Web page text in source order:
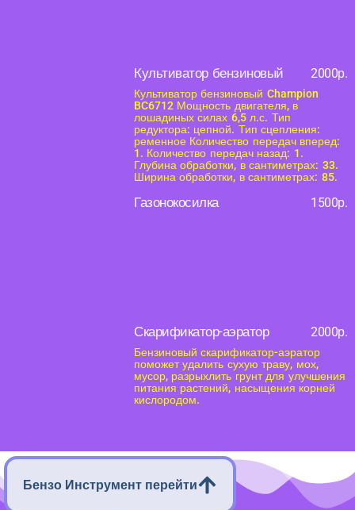
Культиватор бензиновый 2000р.
Культиватор бензиновый Champion
BC6712 Мощность двигателя, в
лошадиных силах 6,5 л.с. Тип
редуктора: цепной. Тип сцепления:
ременное Количество передач вперед:
1. Количество передач назад: 1.
Глубина обработки, в сантиметрах: 33.
Ширина обработки, в сантиметрах: 85.
Газонокосилка 1500р.
Скарификатор-аэратор 2000р.
Бензиновый скарификатор-аэратор
поможет удалить сухую траву, мох,
мусор, разрыхлить грунт для улучшения
питания растений, насыщения корней
кислородом.
Бензо Инструмент перейти